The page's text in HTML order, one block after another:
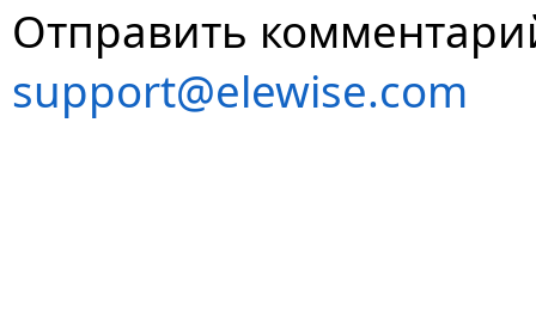
Отправить
support@elewise.com